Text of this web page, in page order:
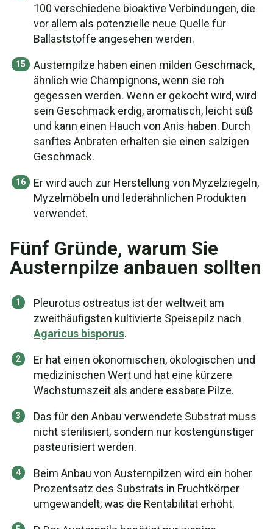
100 verschiedene bioaktive Verbindungen, die
vor allem als potenzielle neue Quelle für
Ballaststoffe angesehen werden.
Austernpilze haben einen milden Geschmack,
ähnlich wie Champignons, wenn sie roh
gegessen werden. Wenn er gekocht wird, wird
sein Geschmack erdig, aromatisch, leicht süß
und kann einen Hauch von Anis haben. Durch
sanftes Anbraten erhalten sie einen salzigen
Geschmack.
Er wird auch zur Herstellung von Myzelziegeln,
Myzelmöbeln und lederähnlichen Produkten
verwendet.
Fünf Gründe, warum Sie
Austernpilze anbauen sollten
Pleurotus ostreatus ist der weltweit am
zweithäufigsten kultivierte Speisepilz nach
Agaricus bisporus.
Er hat einen ökonomischen, ökologischen und
medizinischen Wert und hat eine kürzere
Wachstumszeit als andere essbare Pilze.
Das für den Anbau verwendete Substrat muss
nicht sterilisiert, sondern nur kostengünstiger
pasteurisiert werden.
Beim Anbau von Austernpilzen wird ein hoher
Prozentsatz des Substrats in Fruchtkörper
umgewandelt, was die Rentabilität erhöht.